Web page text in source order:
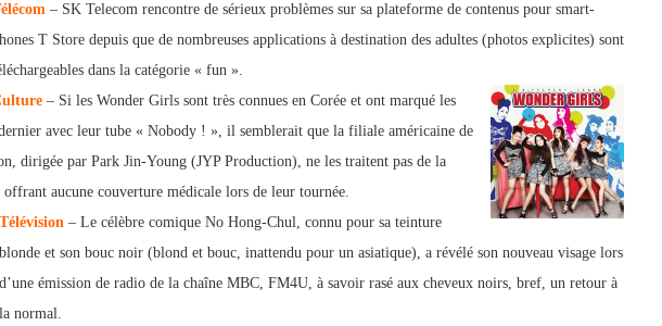
– SK Telecom rencontre de sérieux problèmes sur sa plateforme de contenus pour smart-
T Store depuis que de nombreuses applications à destination des adultes (photos explicites) sont
dans la catégorie « fun ».
– Si les Wonder Girls sont très connues en Corée et ont marqué les
avec leur tube « Nobody ! », il semblerait que la filiale américaine de
dirigée par Park Jin-Young (JYP Production), ne les traitent pas de la
offrant aucune couverture médicale lors de leur tournée.
Télévision – Le célèbre comique No Hong-Chul, connu pour sa teinture
blonde et son bouc noir (blond et bouc, inattendu pour un asiatique), a révélé son nouveau visage lors
d’une émission de radio de la chaîne MBC, FM4U, à savoir rasé aux cheveux noirs, bref, un retour à
la normal.